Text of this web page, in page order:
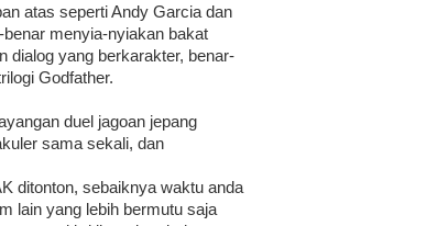
atas seperti Andy Garcia dan
menyia-nyiakan bakat
dialog yang berkarakter, benar-
Godfather.
duel jagoan jepang
sama sekali, dan
ditonton, sebaiknya waktu anda
lain yang lebih bermutu saja